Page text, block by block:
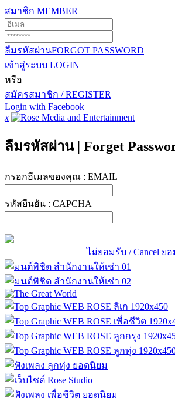
สมาชิก MEMBER
ลืมรหัสผ่านFORGOT PASSWORD
เข้าสู่ระบบ LOGIN
หรือ
สมัครสมาชิก / REGISTER
Login with Facebook
x
ลืมรหัสผ่าน | Forget
กรอกอีเมลของคุณ : EMAIL
รหัสยืนยัน : CAPCHA
ไม่ยอมรับ / Cancel ยอ